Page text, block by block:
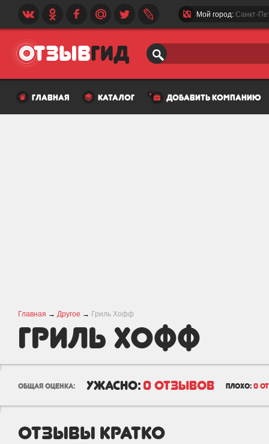
Мой город: Санкт-
главная каталог добавить компанию
Главная → Другое → Гриль Хофф
Гриль Хофф
общая оценка: ужасно: 0 отзывов плохо: 0
отзывы кратко